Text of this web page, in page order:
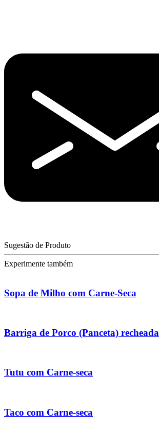
Sugestão de Produto
Experimente também
Sopa de Milho com Carne-Seca
Barriga de Porco (Panceta) recheada
Tutu com Carne-seca
Taco com Carne-seca